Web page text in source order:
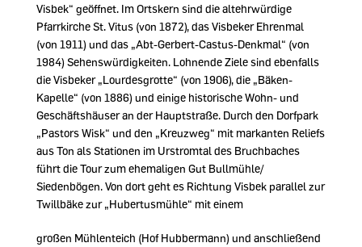
Visbek“ geöffnet. Im Ortskern sind die altehrwürdige
Pfarrkirche St. Vitus (von 1872), das Visbeker Ehrenmal
(von 1911) und das „Abt-Gerbert-Castus-Denkmal“ (von
1984) Sehenswürdigkeiten. Lohnende Ziele sind ebenfalls
die Visbeker „Lourdesgrotte“ (von 1906), die „Bäken-
Kapelle“ (von 1886) und einige historische Wohn- und
Geschäftshäuser an der Hauptstraße. Durch den Dorfpark
Pastors Wisk“ und den „Kreuzweg“ mit markanten Reliefs
aus Ton als Stationen im Urstromtal des Bruchbaches
führt die Tour zum ehemaligen Gut Bullmühle/
Siedenbögen. Von dort geht es Richtung Visbek parallel zur
Twillbäke zur „Hubertusmühle“ mit einem
großen Mühlenteich (Hof Hubbermann) und anschließend